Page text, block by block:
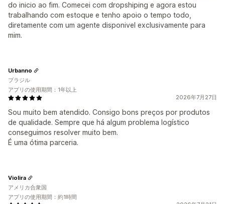
do inicio ao fim. Comecei com dropshiping e agora estou
trabalhando com estoque e tenho apoio o tempo todo,
diretamente com um agente disponivel exclusivamente para
mim.
2026年7月27日
Sou muito bem atendido. Consigo bons preços por produtos
de qualidade. Sempre que há algum problema logístico
conseguimos resolver muito bem.
É uma ótima parceria.
Urbanno
ブラジル
アプリの使用期間：1年以上
Violira
アメリカ合衆国
アプリの使用期間：約1時間